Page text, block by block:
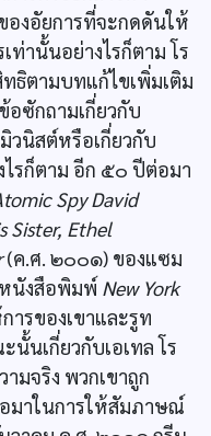
องอัยการที่จะกดดันให้
ท่านั้นอย่างไรก็ตาม โร
ธิตามบทแก้ไขเพิ่มเติม
ซักถามเกี่ยวกับ
วนิสต์หรือเกี่ยวกับ
รก็ตาม อีก ๕๐ ปีต่อมา
Spy David
Sister, Ethel
(ค.ศ. ๒๐๐๑) ของแซม
หนังสือพิมพ์ New York
รของเขาและรูท
นั้นเกี่ยวกับเอเทล โร
มจริง พวกเขาถูก
มาในการให้สัมภาษณ์